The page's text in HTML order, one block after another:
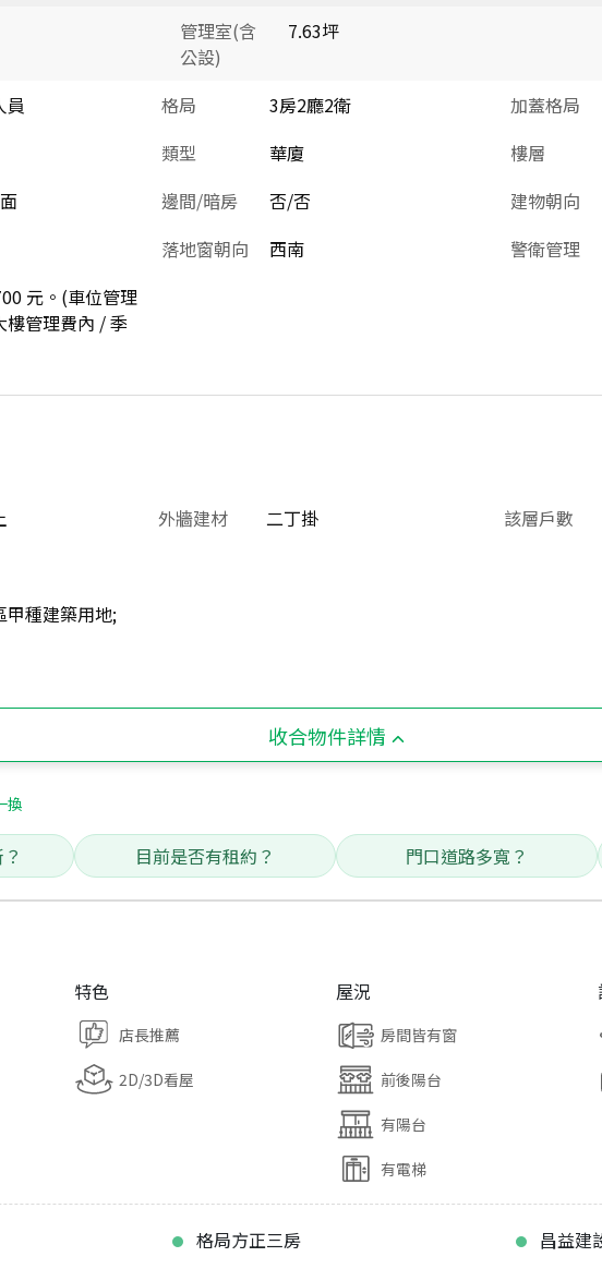
管理室(含
公設)
7.63坪
員 格局 3房2廳2衛
加蓋格局
類型 華廈
樓層
邊間/暗房 否/否
建物朝向
落地窗朝向 西南
警衛管理
元。(車位管理
樓管理費內 / 季
外牆建材 二丁掛
該層戶數
甲種建築用地;
收合物件詳情
換
目前是否有租約？ 門口道路多寬？
特色
店長推薦
2D/3D看屋
屋況
房間皆有窗
前後陽台
有陽台
有電梯
格局方正三房
昌益建